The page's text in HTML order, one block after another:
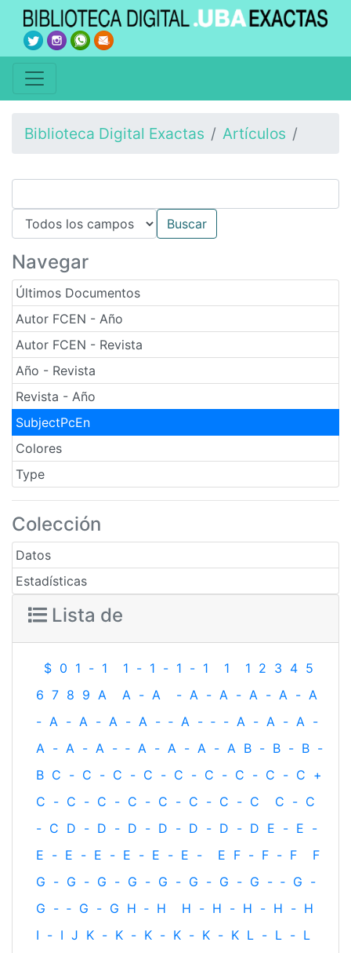
Biblioteca Digital Exactas Artículos
Navegar
Últimos Documentos
Autor FCEN - Año
Autor FCEN - Revista
Año - Revista
Revista - Año
SubjectPcEn
Colores
Type
Colección
Datos
Estadísticas
Lista de
$ 0 1 - 1 1 - 1 - 1 - 1 1 1 2 3 4 5
6 7 8 9 A A - A - A - A - A - A - A
- A - A - A - A - ‐ A - ‐ - A - A - A -
A - A - A - ‐ A - A - A - A B - B - B -
B C - C - C - C - C - C - C - C - C +
C - C - C - C - C - C - C - C C - C
- C D - D - D - D - D - D - D E - E -
E - E - E - E - E - E - E F - F - F
F
G - G - G - G - G - G - G - G - ‐ G -
G - ‐ G - G H ‐ H H - H - H - H - H
I - I J K - K - K - K - K - K L - L - L